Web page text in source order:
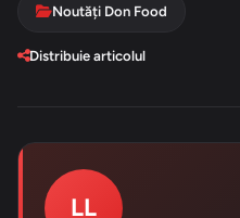
Noutăți Don Food
Distribuie articolul
LL